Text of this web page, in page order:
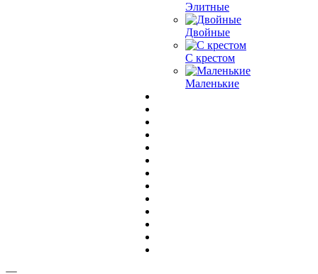
Элитные
Двойные
С крестом
Маленькие